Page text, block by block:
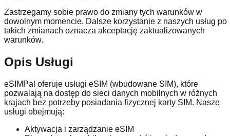
Zastrzegamy sobie prawo do zmiany tych warunków w
dowolnym momencie. Dalsze korzystanie z naszych usług po
takich zmianach oznacza akceptację zaktualizowanych
warunków.
Opis Usługi
eSIMPal oferuje usługi eSIM (wbudowane SIM), które
pozwalają na dostęp do sieci danych mobilnych w różnych
krajach bez potrzeby posiadania fizycznej karty SIM. Nasze
usługi obejmują:
Aktywacja i zarządzanie eSIM